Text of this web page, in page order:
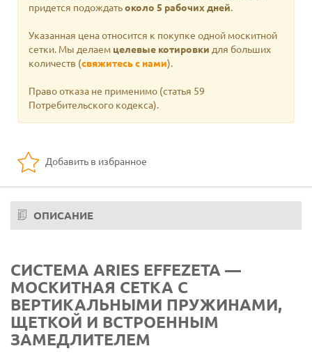
Крашеное серебро
Зеленая смесь
Коричневый микс
Серый микс
Орех 102-70R
Орех натуральный темный 158-70R
Вишня натуральная 312-79Р
Очистить Ренолит
Темный Ренолит
придется подождатьоколо 5 рабочих дней.
Указанная цена относится к покупке одной москитной
сетки. Мы делаем целевые котировки для больших
количеств (свяжитесь с нами).
Право отказа не применимо (статья 59
Потребительского кодекса).
Добавить в избранное
ОПИСАНИЕ
СИСТЕМА ARIES EFFEZETA —
МОСКИТНАЯ СЕТКА С
ВЕРТИКАЛЬНЫМИ ПРУЖИНАМИ,
ЩЕТКОЙ И ВСТРОЕННЫМ
ЗАМЕДЛИТЕЛЕМ